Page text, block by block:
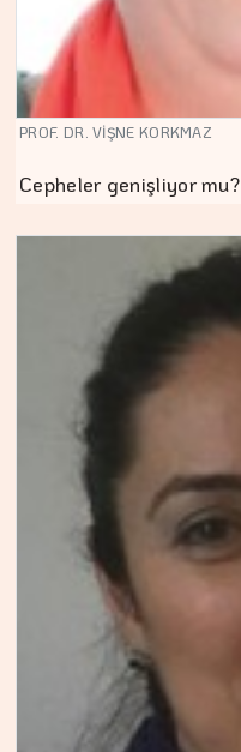
PROF. DR. VİŞNE KORKMAZ
Cepheler genişliyor mu?